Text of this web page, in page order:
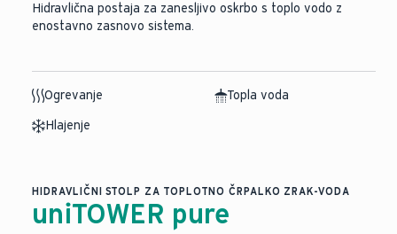
Hidravlična postaja za zanesljivo oskrbo s toplo vodo z
enostavno zasnovo sistema.
Ogrevanje
Topla voda
Hlajenje
HIDRAVLIČNI STOLP ZA TOPLOTNO ČRPALKO ZRAK-VODA
uniTOWER pure